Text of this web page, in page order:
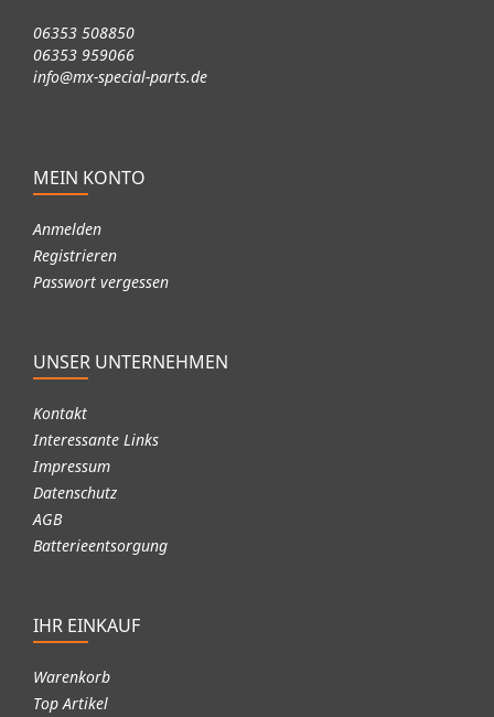
06353 508850
06353 959066
info@mx-special-parts.de
MEIN KONTO
Anmelden
Registrieren
Passwort vergessen
UNSER UNTERNEHMEN
Kontakt
Interessante Links
Impressum
Datenschutz
AGB
Batterieentsorgung
IHR EINKAUF
Warenkorb
Top Artikel